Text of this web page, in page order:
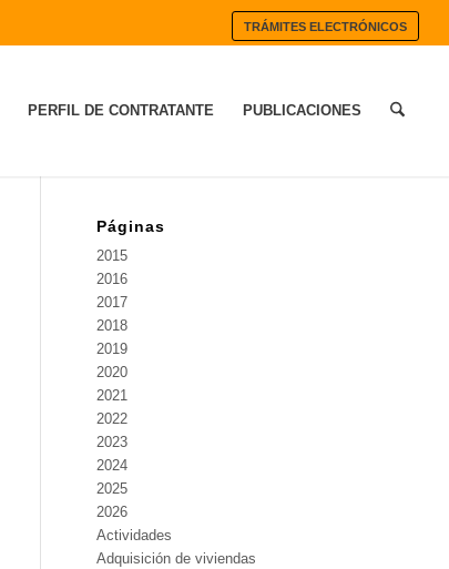
TRÁMITES ELECTRÓNICOS
PERFIL DE CONTRATANTE PUBLICACIONES
Páginas
2015
2016
2017
2018
2019
2020
2021
2022
2023
2024
2025
2026
Actividades
Adquisición de viviendas